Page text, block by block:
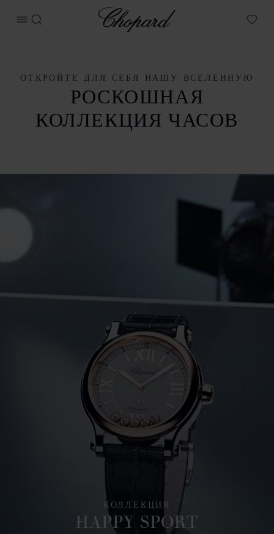
ОТКРЫТЬ МЕНЮ
ПОИСК
Chopard
My
ОТКРОЙТЕ ДЛЯ СЕБЯ НАШУ ВСЕЛЕННУЮ
РОСКОШНАЯ
КОЛЛЕКЦИЯ ЧАСОВ
КОЛЛЕКЦИЯ
HAPPY SPORT